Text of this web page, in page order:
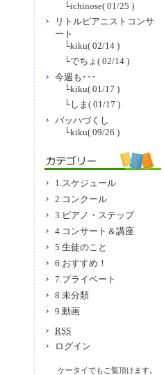
└ichinose( 01/25 )
リトルピアニストコンサ
ート
└kiku( 02/14 )
└でちょ ( 02/14 )
今週も･･･
└kiku( 01/17 )
└しま ( 01/17 )
バッハづくし
└kiku( 09/26 )
1.スケジュール
2.コンクール
3.ピアノ・ステップ
4.コンサート＆講座
5.生徒のこと
6.おすすめ！
7.プライベート
8.未分類
9.動画
RSS
ログイン
ケータイでもご覧頂けます。